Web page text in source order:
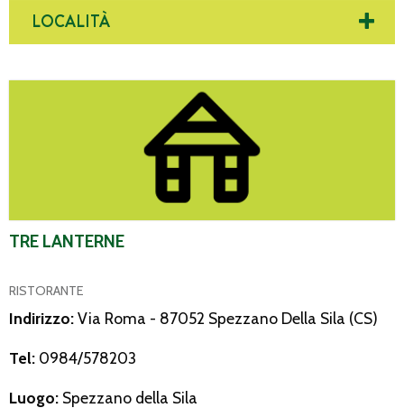
LOCALITÀ
TRE LANTERNE
RISTORANTE
Indirizzo:Via Roma - 87052 Spezzano Della Sila (CS)
Tel: 0984/578203
Luogo: Spezzano della Sila